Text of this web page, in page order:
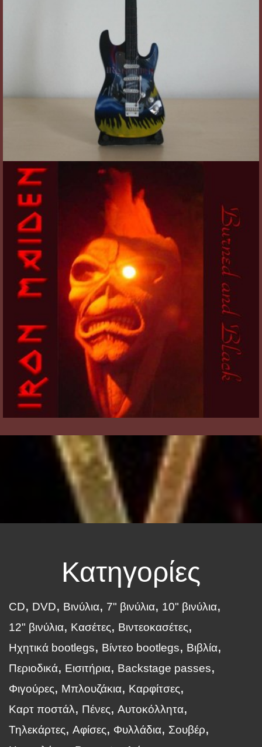
Κατηγορίες
CD DVD Βινύλια 7" βινύλια
10" βινύλια
12" βινύλια
Κασέτες
Βιντεοκασέτες
Ηχητικά bootlegs
Βίντεο bootlegs
Βιβλία
Περιοδικά
Εισιτήρια
Backstage passes
Φιγούρες
Μπλουζάκια
Καρφίτσες
Καρτ ποστάλ
Πένες
Αυτοκόλλητα
Τηλεκάρτες
Αφίσες Φυλλάδια
Σουβέρ